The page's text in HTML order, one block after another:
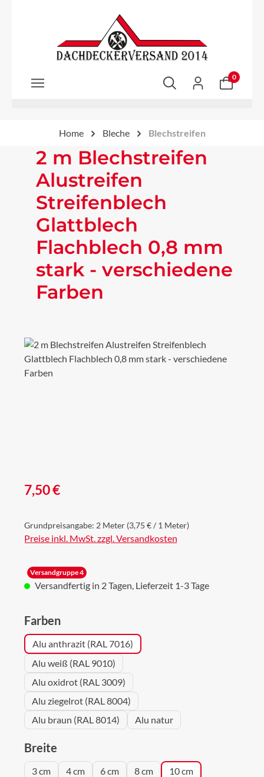
Zum Hauptinhalt springen
0
Home Bleche Blechstreifen
2 m Blechstreifen
Alustreifen
Streifenblech
Glattblech
Flachblech 0,8 mm
stark - verschiedene
Farben
Bildergalerie überspringen
Regulärer Preis:
7,50 €
Grundpreisangabe: 2 Meter (3,75 € / 1 Meter)
Preise inkl. MwSt. zzgl. Versandkosten
Versandgruppe 4
Versandfertig in 2 Tagen, Lieferzeit 1-3 Tage
Farbenauswählen
Alu anthrazit (RAL 7016)
Alu weiß (RAL 9010)
Alu oxidrot (RAL 3009)
Alu ziegelrot (RAL 8004)
Alu braun (RAL 8014)
Alu natur
Breite
3 cm 4 cm 6 cm 8 cm
10 cm